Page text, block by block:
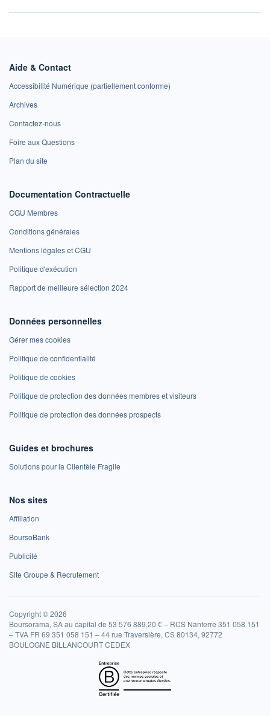
Aide & Contact
Accessibilité Numérique (partiellement conforme)
Archives
Contactez-nous
Foire aux Questions
Plan du site
Documentation Contractuelle
CGU Membres
Conditions générales
Mentions légales et CGU
Politique d'exécution
Rapport de meilleure sélection 2024
Données personnelles
Gérer mes cookies
Politique de confidentialité
Politique de cookies
Politique de protection des données membres et visiteurs
Politique de protection des données prospects
Guides et brochures
Solutions pour la Clientèle Fragile
Nos sites
Affiliation
BoursoBank
Publicité
Site Groupe & Recrutement
Copyright © 2026
Boursorama, SA au capital de 53 576 889,20 € – RCS Nanterre 351 058 151
– TVA FR 69 351 058 151 – 44 rue Traversière, CS 80134, 92772
BOULOGNE BILLANCOURT CEDEX